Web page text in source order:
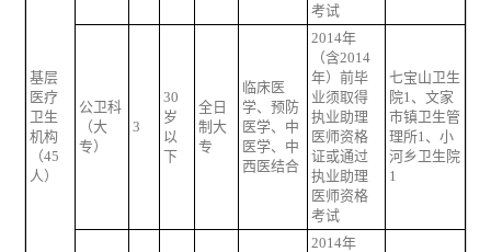
基层
医疗
卫生
机构
（45
人）
考试
公卫科
（大
专）
3
30
岁
以
下
全日
制大
专
临床医
学、预防
医学、中
医学、中
西医结合
2014年
（含2014
年）前毕
业须取得
执业助理
医师资格
证或通过
执业助理
医师资格
考试
七宝山卫生
院1、文家
市镇卫生管
理所1、小
河乡卫生院
1
2014年